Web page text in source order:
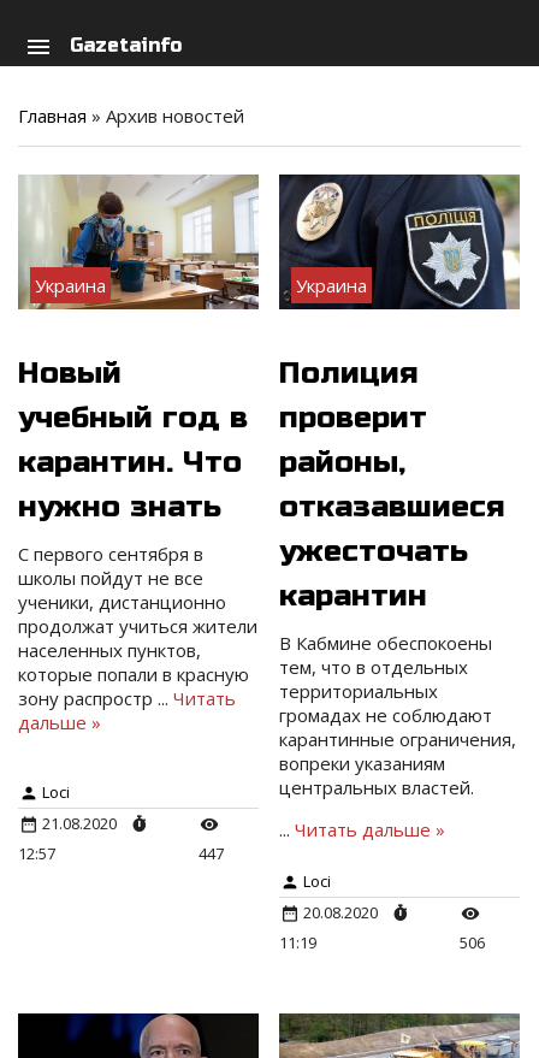
menu Gazetainfo
Главная » Архив новостей
Украина
Новый
учебный год в
карантин. Что
нужно знать
С первого сентября в
школы пойдут не все
ученики, дистанционно
продолжат учиться жители
населенных пунктов,
которые попали в красную
зону распростр ... Читать
дальше »
Loci
21.08.2020
12:57
447
Украина
Полиция
проверит
районы,
отказавшиеся
ужесточать
карантин
В Кабмине обеспокоены
тем, что в отдельных
территориальных
громадах не соблюдают
карантинные ограничения,
вопреки указаниям
центральных властей.
...Читать дальше »
Loci
20.08.2020
11:19
506